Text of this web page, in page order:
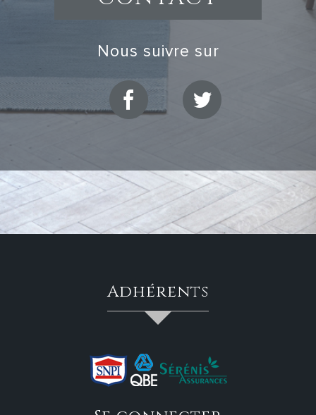
nous suivre sur
adhérents